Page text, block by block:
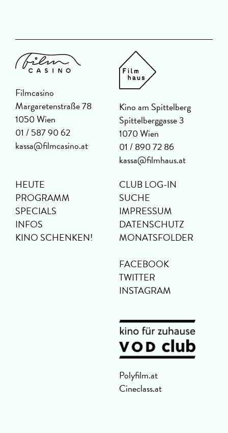
Filmcasino
Margaretenstraße 78
1050 Wien
01 / 587 90 62
kassa@filmcasino.at
Kino am Spittelberg
Spittelberggasse 3
1070 Wien
01 / 890 72 86
kassa@filmhaus.at
HEUTE
PROGRAMM
SPECIALS
INFOS
KINO SCHENKEN!
CLUB LOG-IN
SUCHE
IMPRESSUM
DATENSCHUTZ
MONATSFOLDER
FACEBOOK
TWITTER
INSTAGRAM
Polyfilm.at
Cineclass.at